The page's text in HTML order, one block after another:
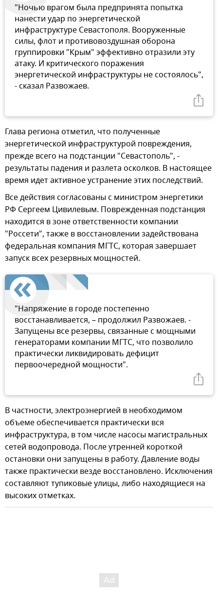
"Ночью врагом была предпринята попытка
нанести удар по энергетической
инфраструктуре Севастополя. Вооруженные
силы, флот и противовоздушная оборона
группировки "Крым" эффективно отразили эту
атаку. И критического поражения
энергетической инфраструктуры не состоялось",
- сказал Развожаев.
Глава региона отметил, что полученные
энергетической инфраструктурой повреждения,
прежде всего на подстанции "Севастополь", -
результаты падения и разлета осколков. В настоящее
время идет активное устранение этих последствий.
Все действия согласованы с министром энергетики
РФ Сергеем Цивилевым. Поврежденная подстанция
находится в зоне ответственности компании
"Россети", также в восстановлении задействована
федеральная компания МГТС, которая завершает
запуск всех резервных мощностей.
"Напряжение в городе постепенно
восстанавливается, – продолжил Развожаев. -
Запущены все резервы, связанные с мощными
генераторами компании МГТС, что позволило
практически ликвидировать дефицит
первоочередной мощности".
В частности, электроэнергией в необходимом
объеме обеспечивается практически вся
инфраструктура, в том числе насосы магистральных
сетей водопровода. После утренней короткой
остановки они запущены в работу. Давление воды
также практически везде восстановлено. Исключения
составляют тупиковые улицы, либо находящиеся на
высоких отметках.